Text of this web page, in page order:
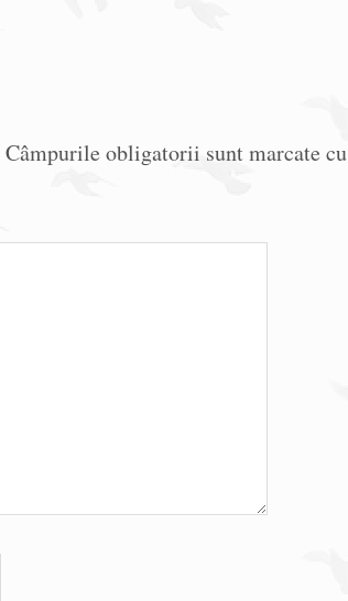
Câmpurile obligatorii sunt marcate cu